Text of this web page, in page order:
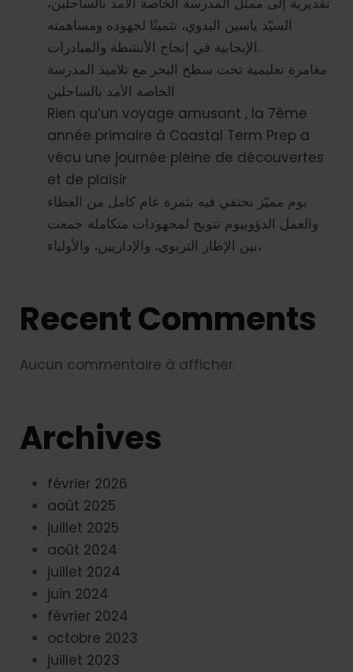
السيّد ياسين البدوي، تثمينًا لجهوده ومساهمته
الإيجابية في إنجاح الأنشطة والمبادرات.
مغامرة تعليمية تحت سطح البحر مع تلاميذ المدرسة
الخاصة الأمد بالساحلين
Rien qu’un voyage amusant , la 7ème
année primaire à Coastal Term Prep a
vécu une journée pleine de découvertes
et de plaisir
يوم مميّز نحتفي فيه بثمرة عام كامل من العطاء
والعمل الدؤوبيوم تتويج لمجهودات متكاملة جمعت
بين الإطار التربوي، والإداريين، والأولياء،
Recent Comments
Aucun commentaire à afficher.
Archives
février 2026
août 2025
juillet 2025
août 2024
juillet 2024
juin 2024
février 2024
octobre 2023
juillet 2023